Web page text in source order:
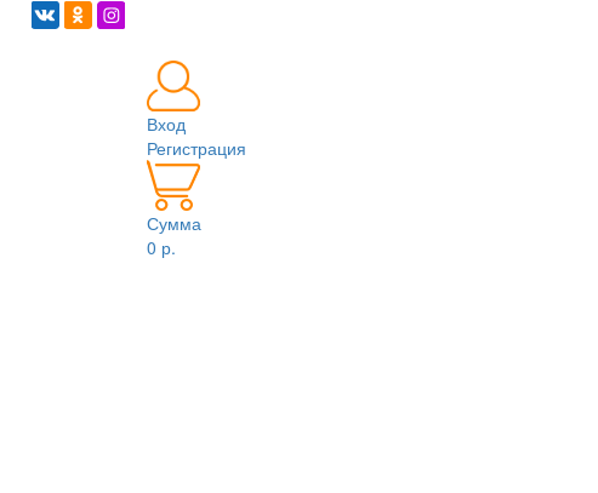
Вход
Регистрация
Сумма
0 р.